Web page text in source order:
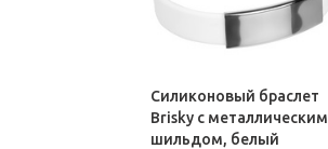
Силиконовый браслет
Brisky с металлическим
шильдом, белый